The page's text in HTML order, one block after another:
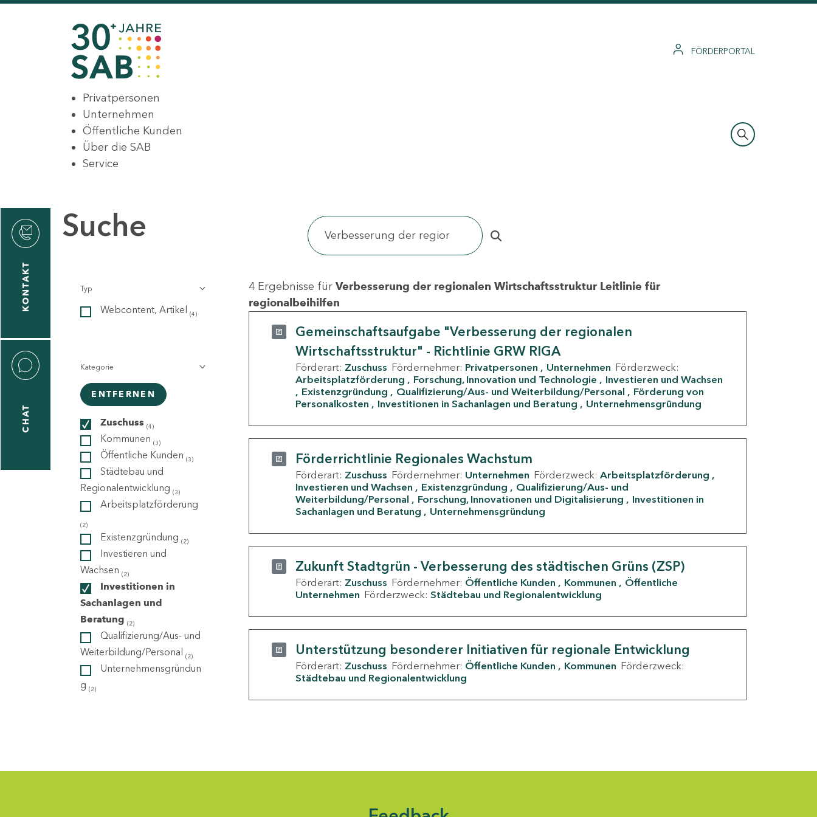
FÖRDERPORTAL
Privatpersonen
Unternehmen
Öffentliche Kunden
Über die SAB
Service
KONTAKT
CHAT
Suche
Typ
Webcontent, Artikel (4)
Kategorie
ENTFERNEN
Zuschuss (4)
Kommunen (3)
Öffentliche Kunden (3)
Städtebau und
Regionalentwicklung (3)
Arbeitsplatzförderung
(2)
Existenzgründung (2)
Investieren und
Wachsen (2)
Investitionen in
Sachanlagen und
Beratung (2)
Qualifizierung/Aus- und
Weiterbildung/Personal (2)
Unternehmensgründun
g (2)
4 Ergebnisse für Verbesserung der regionalen Wirtschaftsstruktur Leitlinie für
regionalbeihilfen
Gemeinschaftsaufgabe "Verbesserung der regionalen
Wirtschaftsstruktur" - Richtlinie GRW RIGA
Förderart: Zuschuss Fördernehmer: Privatpersonen Unternehmen Förderzweck:
Arbeitsplatzförderung
Forschung, Innovation und Technologie
Investieren und Wachsen
Existenzgründung
Qualifizierung/Aus- und Weiterbildung/Personal
Förderung von
Personalkosten
Investitionen in Sachanlagen und Beratung Unternehmensgründung
Förderrichtlinie Regionales Wachstum
Förderart: Zuschuss Fördernehmer: Unternehmen Förderzweck: Arbeitsplatzförderung
Investieren und Wachsen
Existenzgründung
Qualifizierung/Aus- und
Weiterbildung/Personal
Forschung, Innovationen und Digitalisierung
Investitionen in
Sachanlagen und Beratung
Unternehmensgründung
Zukunft Stadtgrün - Verbesserung des städtischen Grüns (ZSP)
Förderart: Zuschuss Fördernehmer: Öffentliche Kunden Kommunen
Öffentliche
Unternehmen Förderzweck: Städtebau und Regionalentwicklung
Unterstützung besonderer Initiativen für regionale Entwicklung
Förderart: Zuschuss Fördernehmer: Öffentliche Kunden Kommunen Förderzweck:
Städtebau und Regionalentwicklung